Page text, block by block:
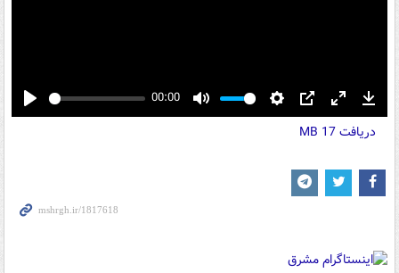
Play
00:00
Mute Settings
PIP Enter
fullscreen
دریافت17 MB